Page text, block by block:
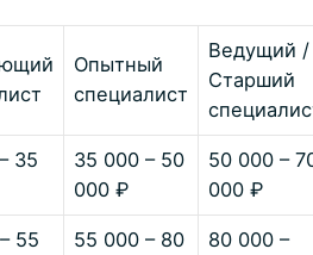
Опытный
специалист
Ведущий /
Старший
35
35 000 – 50
000 ₽
50 000 –
000 ₽
55
55 000 – 80
80 000 –